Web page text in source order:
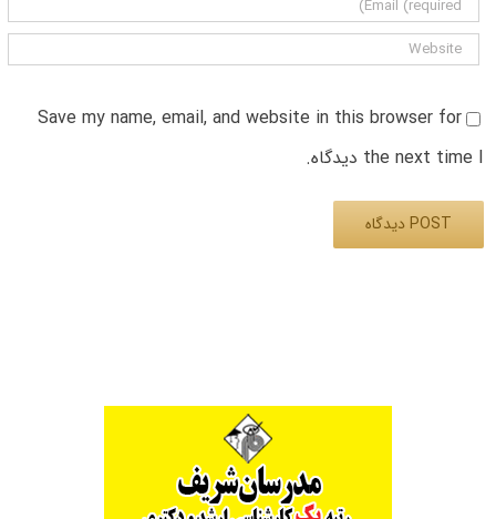
Save my name, email, and website in this browser for
the next time I دیدگاه.